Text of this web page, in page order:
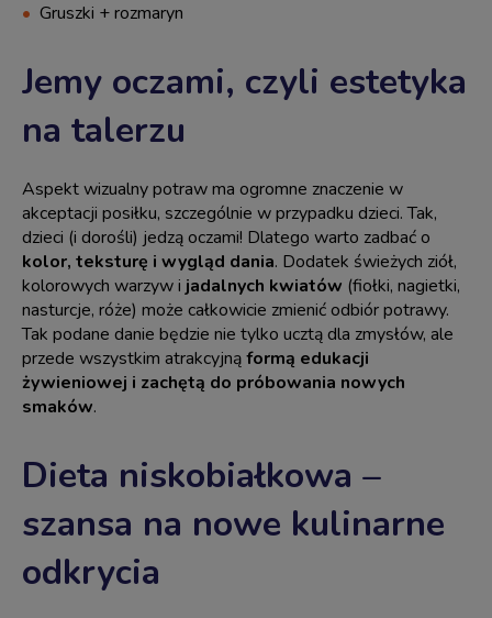
Gruszki + rozmaryn
Jemy oczami, czyli estetyka
na talerzu
Aspekt wizualny potraw ma ogromne znaczenie w
akceptacji posiłku, szczególnie w przypadku dzieci. Tak,
dzieci (i dorośli) jedzą oczami! Dlatego warto zadbać o
kolor, teksturę i wygląd dania. Dodatek świeżych ziół,
kolorowych warzyw i jadalnych kwiatów (fiołki, nagietki,
nasturcje, róże) może całkowicie zmienić odbiór potrawy.
Tak podane danie będzie nie tylko ucztą dla zmysłów, ale
przede wszystkim atrakcyjnąformą edukacji
żywieniowej i zachętą do próbowania nowych
smaków.
Dieta niskobiałkowa –
szansa na nowe kulinarne
odkrycia